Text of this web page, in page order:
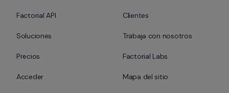
Factorial API
Soluciones
Precios
Acceder
Clientes
Trabaja con nosotros
Factorial Labs
Mapa del sitio